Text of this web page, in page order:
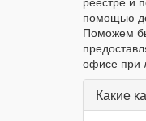
помощью
Поможем
офисе при
Какие